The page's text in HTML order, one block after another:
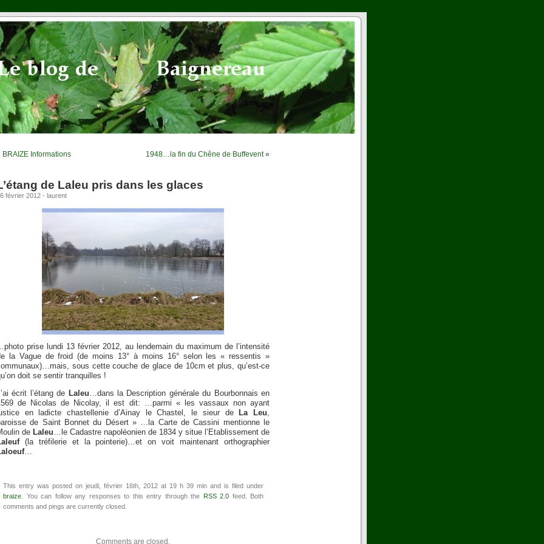
BRAIZE Informations 1948…la fin du Chêne de Buffevent»
de Laleu pris dans les glaces
février 2012 - laurent
prise lundi 13 février 2012, au lendemain du maximum de l’intensité
la Vague de froid (de moins 13° à moins 16° selon les « ressentis »
sous cette couche de glace de 10cm et plus, qu’est-ce
doit se sentir tranquilles !
écrit l’étang de Laleu …dans la Description générale du Bourbonnais en
de Nicolas de Nicolay, il est dit: …parmi « les vassaux non ayant
en ladicte chastellenie d’Ainay le Chastel, le sieur deLa Leu
de Saint Bonnet du Désert » …la Carte de Cassini mentionne le
de Laleu …le Cadastre napoléonien de 1834 y situe l’Etablissement de
(la tréfilerie et la pointerie)…et on voit maintenant orthographier
…
This entry was posted on jeudi, février 16th, 2012 at 19 h 39 min and is filed under
braize . You can follow any responses to this entry through the RSS 2.0 feed. Both
comments and pings are currently closed.
Comments are closed.